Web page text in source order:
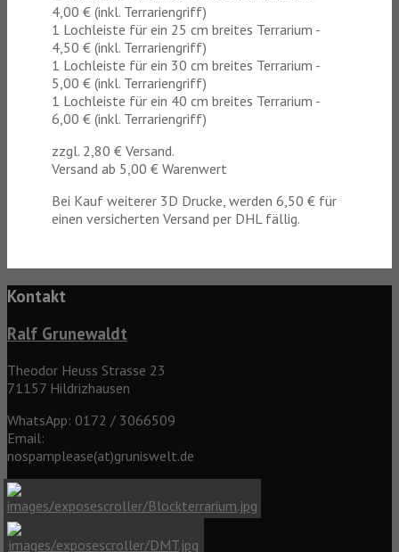
4,00 € (inkl. Terrariengriff)
1 Lochleiste für ein 25 cm breites Terrarium -
4,50 € (inkl. Terrariengriff)
1 Lochleiste für ein 30 cm breites Terrarium -
5,00 € (inkl. Terrariengriff)
1 Lochleiste für ein 40 cm breites Terrarium -
6,00 € (inkl. Terrariengriff)
zzgl. 2,80 € Versand.
Versand ab 5,00 € Warenwert
Bei Kauf weiterer 3D Drucke, werden 6,50 € für
einen versicherten Versand per DHL fällig.
Kontakt
Ralf Grunewaldt
Theodor Heuss Strasse 23
71157 Hildrizhausen
WhatsApp: 0172 / 3066509
Email:
nospamplease(at)gruniswelt.de